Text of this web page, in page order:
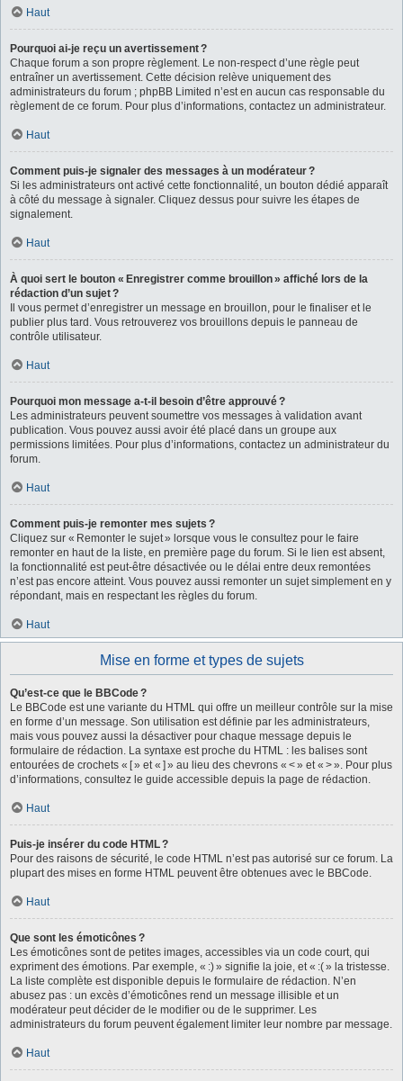
Haut
Pourquoi ai-je reçu un avertissement ?
Chaque forum a son propre règlement. Le non-respect d’une règle peut
entraîner un avertissement. Cette décision relève uniquement des
administrateurs du forum ; phpBB Limited n’est en aucun cas responsable du
règlement de ce forum. Pour plus d’informations, contactez un administrateur.
Haut
Comment puis-je signaler des messages à un modérateur ?
Si les administrateurs ont activé cette fonctionnalité, un bouton dédié apparaît
à côté du message à signaler. Cliquez dessus pour suivre les étapes de
signalement.
Haut
À quoi sert le bouton « Enregistrer comme brouillon » affiché lors de la
rédaction d’un sujet ?
Il vous permet d’enregistrer un message en brouillon, pour le finaliser et le
publier plus tard. Vous retrouverez vos brouillons depuis le panneau de
contrôle utilisateur.
Haut
Pourquoi mon message a-t-il besoin d’être approuvé ?
Les administrateurs peuvent soumettre vos messages à validation avant
publication. Vous pouvez aussi avoir été placé dans un groupe aux
permissions limitées. Pour plus d’informations, contactez un administrateur du
forum.
Haut
Comment puis-je remonter mes sujets ?
Cliquez sur « Remonter le sujet » lorsque vous le consultez pour le faire
remonter en haut de la liste, en première page du forum. Si le lien est absent,
la fonctionnalité est peut-être désactivée ou le délai entre deux remontées
n’est pas encore atteint. Vous pouvez aussi remonter un sujet simplement en y
répondant, mais en respectant les règles du forum.
Haut
Mise en forme et types de sujets
Qu’est-ce que le BBCode ?
Le BBCode est une variante du HTML qui offre un meilleur contrôle sur la mise
en forme d’un message. Son utilisation est définie par les administrateurs,
mais vous pouvez aussi la désactiver pour chaque message depuis le
formulaire de rédaction. La syntaxe est proche du HTML : les balises sont
entourées de crochets « [ » et « ] » au lieu des chevrons « < » et « > ». Pour plus
d’informations, consultez le guide accessible depuis la page de rédaction.
Haut
Puis-je insérer du code HTML ?
Pour des raisons de sécurité, le code HTML n’est pas autorisé sur ce forum. La
plupart des mises en forme HTML peuvent être obtenues avec le BBCode.
Haut
Que sont les émoticônes ?
Les émoticônes sont de petites images, accessibles via un code court, qui
expriment des émotions. Par exemple, « :) » signifie la joie, et « :( » la tristesse.
La liste complète est disponible depuis le formulaire de rédaction. N’en
abusez pas : un excès d’émoticônes rend un message illisible et un
modérateur peut décider de le modifier ou de le supprimer. Les
administrateurs du forum peuvent également limiter leur nombre par message.
Haut